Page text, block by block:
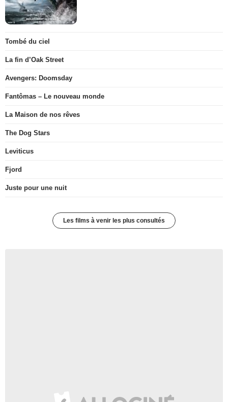
Tombé du ciel
La fin d’Oak Street
Avengers: Doomsday
Fantômas – Le nouveau monde
La Maison de nos rêves
The Dog Stars
Leviticus
Fjord
Juste pour une nuit
Les films à venir les plus consultés